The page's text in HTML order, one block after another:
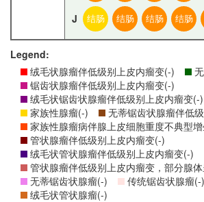
J 结肠 结肠 结肠 结肠
Legend:
绒毛状腺瘤伴低级别上皮内瘤变(-)
锯齿状腺瘤伴低级别上皮内瘤变(-)
绒毛状锯齿状腺瘤伴低级别上皮内瘤变(-)
家族性腺瘤(-)
无蒂锯齿状腺瘤伴低
家族性腺瘤病伴腺上皮细胞重度不典型
管状腺瘤伴低级别上皮内瘤变(-)
绒毛状管状腺瘤伴低级别上皮内瘤变(-)
管状腺瘤伴低级别上皮内瘤变，部分腺
无蒂锯齿状腺瘤(-)
传统锯齿状腺瘤(-)
绒毛状管状腺瘤(-)